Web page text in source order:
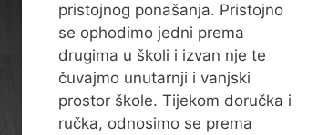
pristojnog ponašanja. Pristojno
se ophodimo jedni prema
drugima u školi i izvan nje te
čuvajmo unutarnji i vanjski
prostor škole. Tijekom doručka i
ručka, odnosimo se prema